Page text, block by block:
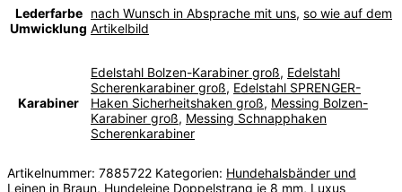
Lederfarbe
Umwicklung
nach Wunsch in Absprache mit uns, so wie auf dem
Artikelbild
Karabiner
Edelstahl Bolzen-Karabiner groß, Edelstahl
Scherenkarabiner groß, Edelstahl SPRENGER-
Haken Sicherheitshaken groß, Messing Bolzen-
Karabiner groß, Messing Schnapphaken
Scherenkarabiner
Artikelnummer: 7885722 Kategorien: Hundehalsbänder und
Leinen in Braun, Hundeleine Doppelstrang je 8 mm, Luxus